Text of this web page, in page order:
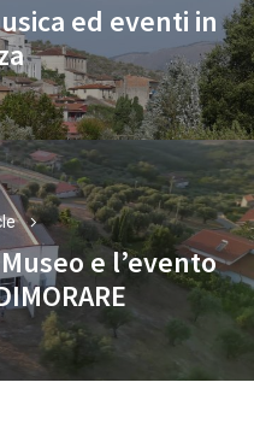
ed eventi in
e l’evento